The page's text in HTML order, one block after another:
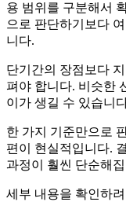
용 범위를 구분해서
으로 판단하기보다
니다.
단기간의 장점보다
펴야 합니다. 비슷한
이가 생길 수 있습니
한 가지 기준만으로
편이 현실적입니다.
과정이 훨씬 단순해
세부 내용을 확인하려